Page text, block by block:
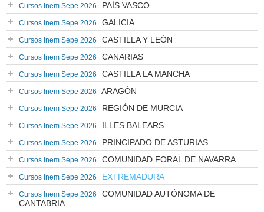
Cursos Inem Sepe 2026 PAÍS VASCO
Cursos Inem Sepe 2026 GALICIA
Cursos Inem Sepe 2026 CASTILLA Y LEÓN
Cursos Inem Sepe 2026 CANARIAS
Cursos Inem Sepe 2026 CASTILLA LA MANCHA
Cursos Inem Sepe 2026 ARAGÓN
Cursos Inem Sepe 2026 REGIÓN DE MURCIA
Cursos Inem Sepe 2026 ILLES BALEARS
Cursos Inem Sepe 2026 PRINCIPADO DE ASTURIAS
Cursos Inem Sepe 2026 COMUNIDAD FORAL DE NAVARRA
Cursos Inem Sepe 2026 EXTREMADURA
Cursos Inem Sepe 2026
COMUNIDAD AUTÓNOMA DE
CANTABRIA